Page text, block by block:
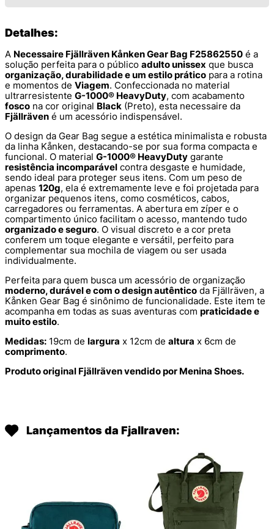
Detalhes:
A Necessaire Fjällräven Kånken Gear Bag F25862550 é a
solução perfeita para o público adulto unissex que busca
organização, durabilidade e um estilo prático para a rotina
e momentos de Viagem. Confeccionada no material
ultrarresistente G-1000® HeavyDuty, com acabamento
fosco na cor original Black (Preto), esta necessaire da
Fjällräven é um acessório indispensável.
O design da Gear Bag segue a estética minimalista e robusta
da linha Kånken, destacando-se por sua forma compacta e
funcional. O material G-1000® HeavyDuty garante
resistência incomparável contra desgaste e humidade,
sendo ideal para proteger seus itens. Com um peso de
apenas 120g, ela é extremamente leve e foi projetada para
organizar pequenos itens, como cosméticos, cabos,
carregadores ou ferramentas. A abertura em zíper e o
compartimento único facilitam o acesso, mantendo tudo
organizado e seguro. O visual discreto e a cor preta
conferem um toque elegante e versátil, perfeito para
complementar sua mochila de viagem ou ser usada
individualmente.
Perfeita para quem busca um acessório de organização
moderno, durável e com o design autêntico da Fjällräven, a
Kånken Gear Bag é sinônimo de funcionalidade. Este item te
acompanha em todas as suas aventuras com praticidade e
muito estilo.
Medidas: 19cm de largura x 12cm de altura x 6cm de
comprimento.
Produto original Fjällräven vendido por Menina Shoes.
Lançamentos da Fjallraven: